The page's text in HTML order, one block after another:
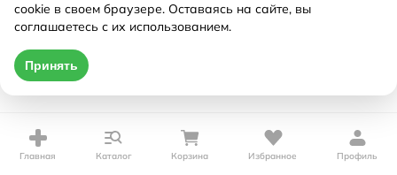
Главная Каталог Корзина Избранное Профиль
cookie в своем браузере. Оставаясь на сайте, вы
соглашаетесь с их использованием.
Принять